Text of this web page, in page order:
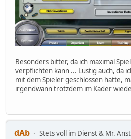
Besonders bitter, da ich maximal
verpflichten kann ... Lustig auch, da
mit dem Spieler geschlossen hatte,
irgendwann trotzdem im Kader
dAb
Stets voll im Dienst & Mr.